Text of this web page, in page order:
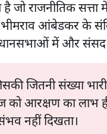
जो राजनीतिक
भीमराव आंबेडकर के
में और संसद
जितनी संख्या
आरक्षण का लाभ ही
नहीं दिखता।